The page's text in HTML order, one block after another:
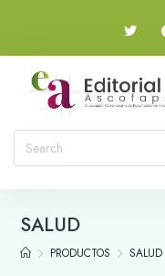
SALUD
PRODUCTOS SALUD